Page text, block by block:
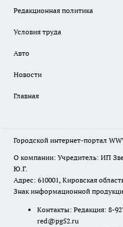
Редакционная политика
Условия труда
Авто
Новости
Главная
Городской интернет-портал
О компании: Учредитель: ИП
Ю.Г.
Адрес: 610001, Кировская
Знак информационной
Контакты: Редакция: 8-
red@pg52.ru